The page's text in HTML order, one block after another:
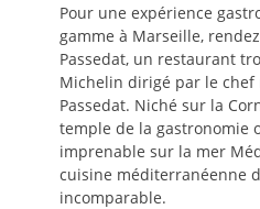
Pour une expérience
gamme à Marseille,
Passedat, un restaurant
Michelin dirigé par le chef
Passedat. Niché sur la
temple de la gastronomie
imprenable sur la mer
cuisine méditerranéenne
incomparable.